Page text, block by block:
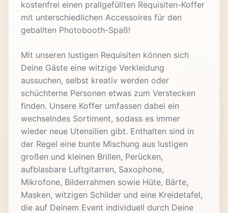
kostenfrei einen prallgefüllten Requisiten-Koffer
mit unterschiedlichen Accessoires für den
geballten Photobooth-Spaß!
Mit unseren lustigen Requisiten können sich
Deine Gäste eine witzige Verkleidung
aussuchen, selbst kreativ werden oder
schüchterne Personen etwas zum Verstecken
finden. Unsere Koffer umfassen dabei ein
wechselndes Sortiment, sodass es immer
wieder neue Utensilien gibt. Enthalten sind in
der Regel eine bunte Mischung aus lustigen
großen und kleinen Brillen, Perücken,
aufblasbare Luftgitarren, Saxophone,
Mikrofone, Bilderrahmen sowie Hüte, Bärte,
Masken, witzigen Schilder und eine Kreidetafel,
die auf Deinem Event individuell durch Deine